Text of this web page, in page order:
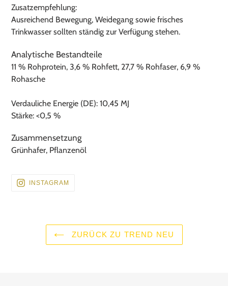
Zusatzempfehlung:
Ausreichend Bewegung, Weidegang sowie frisches
Trinkwasser sollten ständig zur Verfügung stehen.
Analytische Bestandteile
11 % Rohprotein, 3,6 % Rohfett, 27,7 % Rohfaser, 6,9 %
Rohasche
Verdauliche Energie (DE): 10,45 MJ
Stärke: <0,5 %
Zusammensetzung
Grünhafer, Pflanzenöl
INSTAGRAM
ZURÜCK ZU TREND NEU